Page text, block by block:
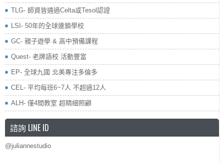
TLG- 師資皆通過Celta或Tesol認證
LSI- 50年的全球連鎖學校
GC- 親子遊學 & 高中預備課程
Quest- 老牌語校 活動豐富
EP- 全球九國 北美專注多倫多
CEL- 平均每班6~7人 不超過12人
ALH- 僅4間教室 超精細照顧
諮詢 LINE ID
@juliannestudio